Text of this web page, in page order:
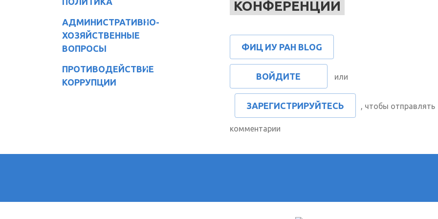
АДМИНИСТРАТИВНО-
ХОЗЯЙСТВЕННЫЕ
ВОПРОСЫ
ПРОТИВОДЕЙСТВИЕ
КОРРУПЦИИ
КОНФЕРЕНЦИИ
ФИЦ ИУ РАН BLOG
ВОЙДИТЕ или
ЗАРЕГИСТРИРУЙТЕСЬ , чтобы отправлять
комментарии